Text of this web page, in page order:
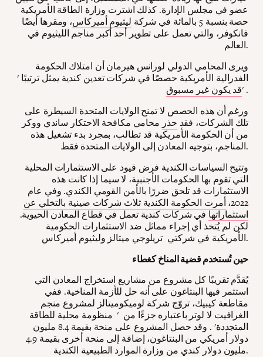
عضو في مجلس الإدارة. كذلك اشترت وزارة الطاقة الأمريكية
حصة بنسبة 5 بالمائة في شركة
ليثيوم أميركاس، ومقرها أيضًا
فانكوفر، والتي تعمل على تطوير أحد أكبر مناجم الليثيوم في
العالم.
ويرى المحامي الدولي لورانس هيرمان أن امتلاك الحكومة
الفدرالية الأمريكية حصصًا في شركات تعدين كندية يمثل ترتيبًا '
قد يكون غير مسبوق' .
ورغم أن هذه الحصص لا تمنح الولايات المتحدة السيطرة على
تلك الشركات، فقد حذر محامي مكافحة الاحتكار ساندي ووكر
من أن الحكومة الأمريكية قد تطالب، بمجرد بدء تشغيل هذه
المناجم، بتوجيه المعادن إلى الولايات المتحدة فقط.
وتتيح السياسات الكندية فرض قيود على الاستثمارات المحلية
التي تقوم بها الحكومات الأجنبية، لا سيما إذا كانت هذه
الاستثمارات قد تلحق ضررًا بالأمن القومي الكندي. وفي عام
2022، أمرت الحكومة الكندية ثلاث شركات صينية بالتخلي عن
استثماراتها في شركات كندية تعمل في قطاع المعادن الحيوية.
لكن لم يُتخذ أي إجراء مماثل ضد الاستثمارات الحكومية
الأمريكية في شركتي تريلوجي ميتالز وليثيوم أميركاس.
حين تُستخدم قضية المناخ كغطاء
يُقدَّم تقريبًا كل مشروع من مشاريع استخراج المعادن التي
استثمر فيها البنتاغون على أنه حل للأزمة المناخية. ففي
مقاطعة كيبيك، تروّج شركة لوميكوميتالز لمشروع منجم
الغرافيت لا لوتر باعتباره جزءًا من ' منظومة محلية للطاقة
المتجددة' . وقد حصل المشروع على منحة بقيمة 8.4 مليون
دولار أمريكي من البنتاغون، إضافة إلى منحة أخرى بقيمة 4.9
مليون دولار كندي من وزارة الموارد الطبيعية الكندية.